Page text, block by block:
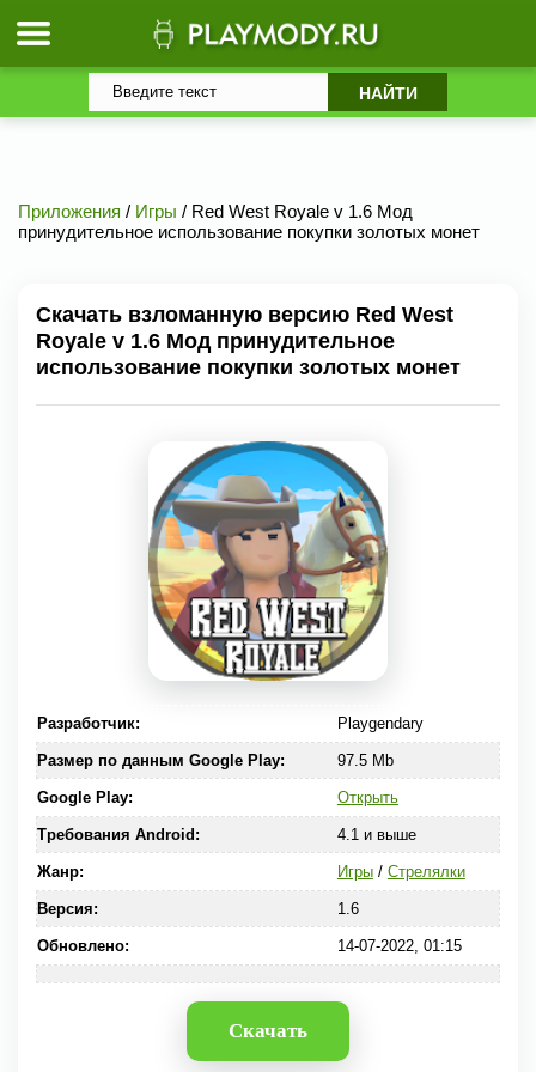
Приложения / Игры / Red West Royale v 1.6 Мод
принудительное использование покупки золотых монет
Скачать взломанную версию Red West
Royale v 1.6 Мод принудительное
использование покупки золотых монет
Разработчик: Playgendary
Размер по данным Google Play: 97.5 Mb
Google Play: Открыть
Требования Android: 4.1 и выше
Жанр: Игры/ Стрелялки
Версия: 1.6
Обновлено: 14-07-2022, 01:15
Скачать